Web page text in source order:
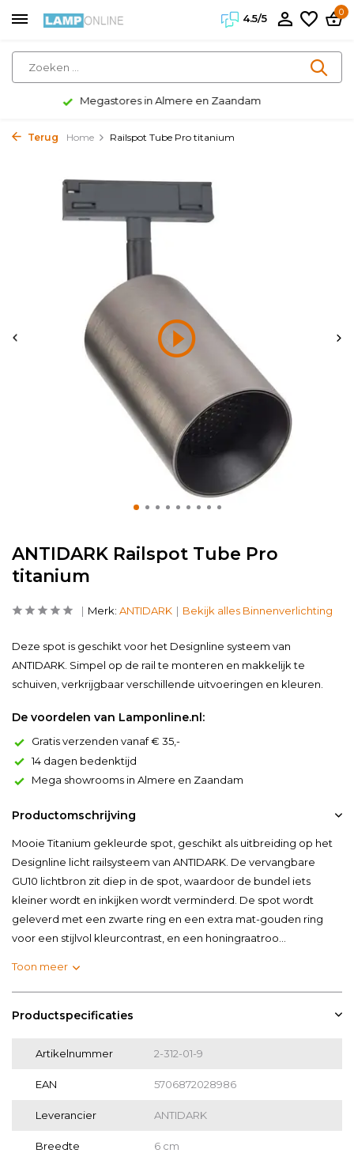
4.5/5
0
Klanten geven ons een 4.5/5
Terug Home Railspot Tube Pro titanium
ANTIDARK Railspot Tube Pro
titanium
Merk: ANTIDARK Bekijk alles Binnenverlichting
Deze spot is geschikt voor het Designline systeem van
ANTIDARK. Simpel op de rail te monteren en makkelijk te
schuiven, verkrijgbaar verschillende uitvoeringen en kleuren.
De voordelen van Lamponline.nl:
Gratis verzenden vanaf € 35,-
14 dagen bedenktijd
Mega showrooms in Almere en Zaandam
Productomschrijving
Mooie Titanium gekleurde spot, geschikt als uitbreiding op het
Designline licht railsysteem van ANTIDARK. De vervangbare
GU10 lichtbron zit diep in de spot, waardoor de bundel iets
kleiner wordt en inkijken wordt verminderd. De spot wordt
geleverd met een zwarte ring en een extra mat-gouden ring
voor een stijlvol kleurcontrast, en een honingraatroo...
Toon meer
Productspecificaties
Artikelnummer 2-312-01-9
EAN 5706872028986
Leverancier ANTIDARK
Breedte 6 cm